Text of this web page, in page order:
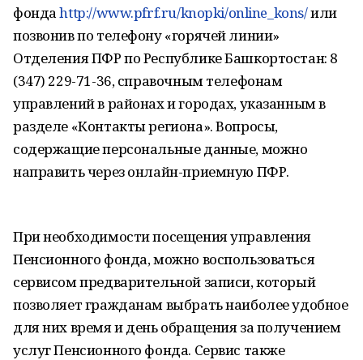
фондаhttp://www.pfrf.ru/knopki/online_kons/или
позвонив по телефону «горячей линии»
Отделения ПФР по Республике Башкортостан: 8
(347) 229-71-36, справочным телефонам
управлений в районах и городах, указанным в
разделе «Контакты региона». Вопросы,
содержащие персональные данные, можно
направить через онлайн-приемную ПФР.
При необходимости посещения управления
Пенсионного фонда, можно воспользоваться
сервисом предварительной записи, который
позволяет гражданам выбрать наиболее удобное
для них время и день обращения за получением
услуг Пенсионного фонда. Сервис также